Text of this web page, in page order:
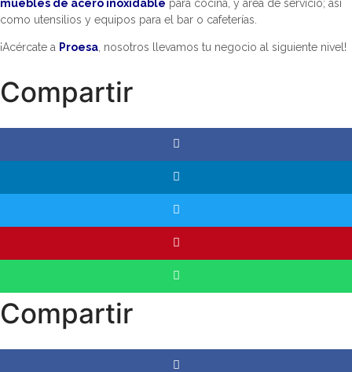
muebles de acero inoxidable para cocina, y área de servicio; así
como utensilios y equipos para el bar o cafeterías.
¡Acércate a Proesa , nosotros llevamos tu negocio al siguiente nivel!
Compartir
Compartir